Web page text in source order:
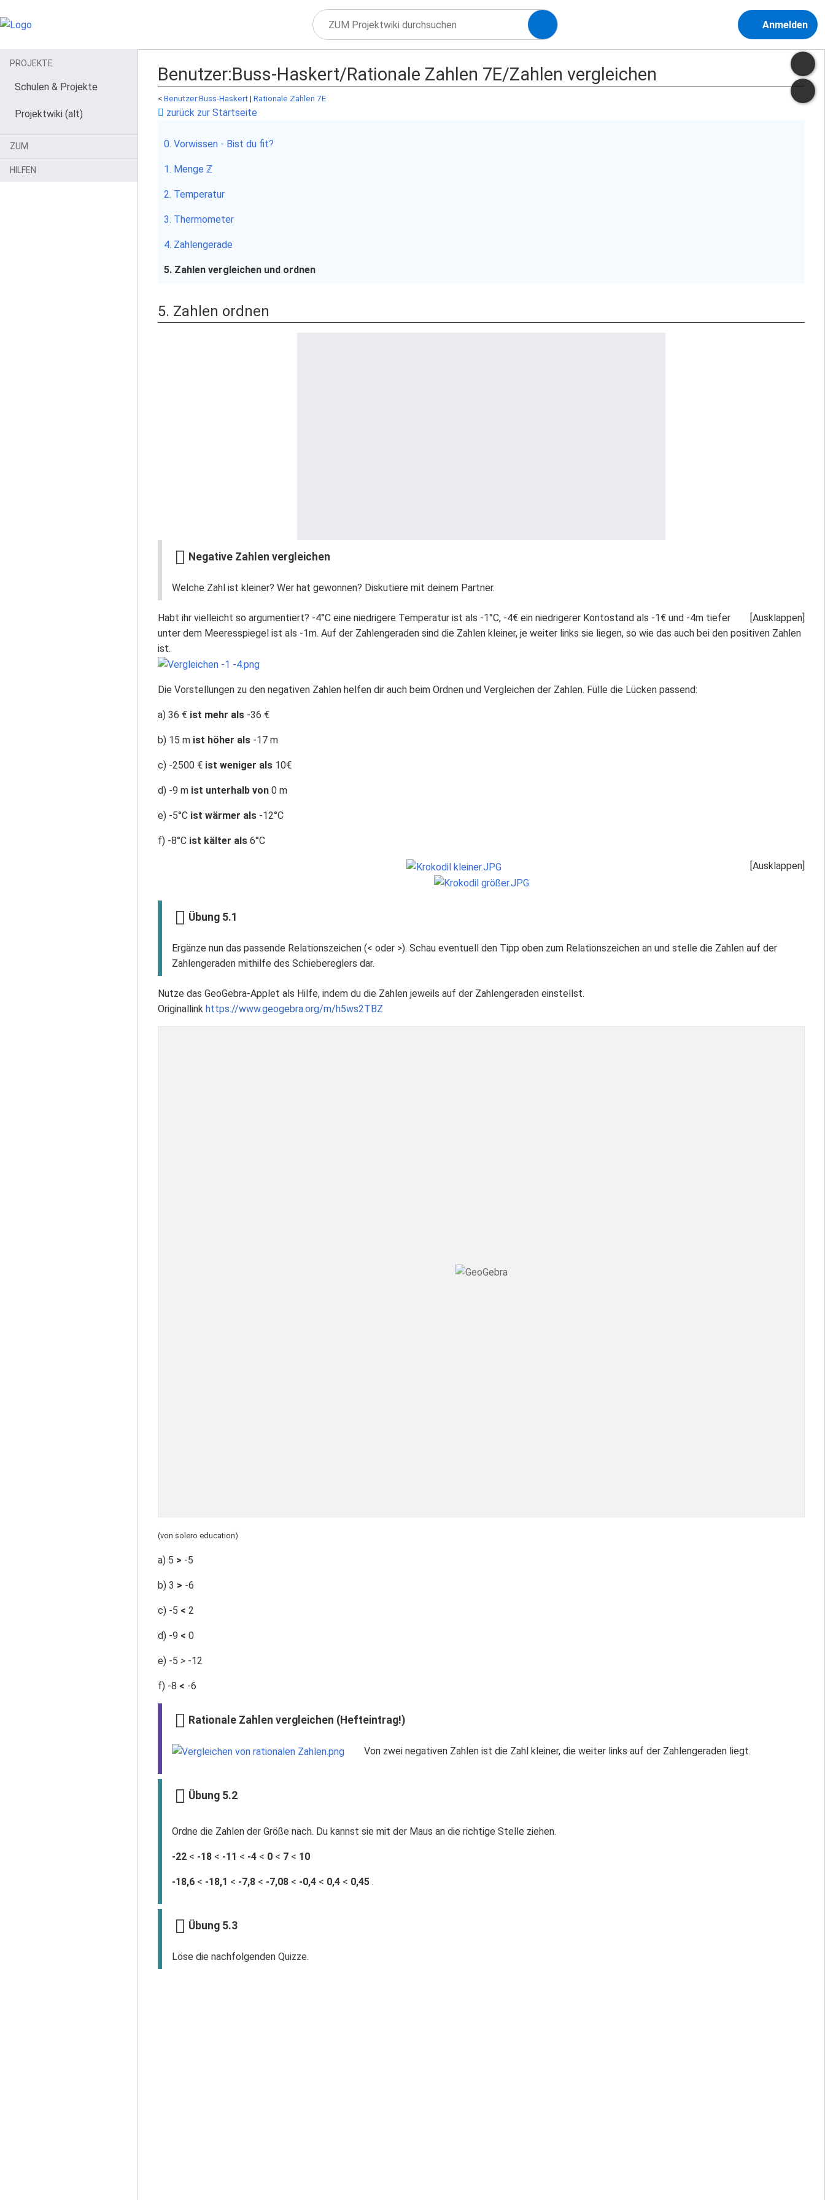
Anmelden
Benutzer:Buss-Haskert/Rationale Zahlen 7E/Zahlen vergleichen
< Benutzer:Buss-Haskert ‎ | Rationale Zahlen 7E
zurück zur Startseite
0. Vorwissen - Bist du fit?
1. Menge ℤ
2. Temperatur
3. Thermometer
4. Zahlengerade
5. Zahlen vergleichen und ordnen
5. Zahlen ordnen
Negative Zahlen vergleichen
Welche Zahl ist kleiner? Wer hat gewonnen? Diskutiere mit deinem Partner.
Habt ihr vielleicht so argumentiert? -4°C eine niedrigere Temperatur ist als -1°C, -4€ ein niedrigerer Kontostand als -1€ und -4m tiefer
unter dem Meeresspiegel ist als -1m. Auf der Zahlengeraden sind die Zahlen kleiner, je weiter links sie liegen, so wie das auch bei den positiven Zahlen
ist.
Die Vorstellungen zu den negativen Zahlen helfen dir auch beim Ordnen und Vergleichen der Zahlen. Fülle die Lücken passend:
a) 36 € ist mehr als -36 €
b) 15 m ist höher als -17 m
c) -2500 € ist weniger als 10€
d) -9 m ist unterhalb von 0 m
e) -5°C ist wärmer als -12°C
f) -8°C ist kälter als 6°C
Übung 5.1
Ergänze nun das passende Relationszeichen (< oder >). Schau eventuell den Tipp oben zum Relationszeichen an und stelle die Zahlen auf der
Zahlengeraden mithilfe des Schiebereglers dar.
Nutze das GeoGebra-Applet als Hilfe, indem du die Zahlen jeweils auf der Zahlengeraden einstellst.
Originallink https://www.geogebra.org/m/h5ws2TBZ
(von solero education)
a) 5 > -5
b) 3 > -6
c) -5 < 2
d) -9 < 0
e) -5 > -12
f) -8 < -6
Rationale Zahlen vergleichen (Hefteintrag!)
Von zwei negativen Zahlen ist die Zahl kleiner, die weiter links auf der Zahlengeraden liegt.
Übung 5.2
Ordne die Zahlen der Größe nach. Du kannst sie mit der Maus an die richtige Stelle ziehen.
-22 < -18 < -11 < -4 < 0 < 7 < 10
-18,6 < -18,1 < -7,8 < -7,08 < -0,4 < 0,4 < 0,45 .
Übung 5.3
Löse die nachfolgenden Quizze.
PROJEKTE
Schulen & Projekte
Projektwiki (alt)
ZUM
HILFEN